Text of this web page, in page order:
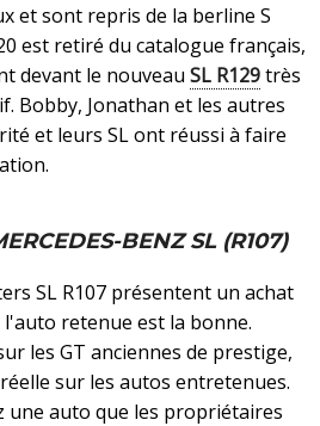
et sont repris de la berline S
est retiré du catalogue français,
devant le nouveau SL R129très
Bobby, Jonathan et les autres
et leurs SL ont réussi à faire
BENZ SL (R107)
SL R107 présentent un achat
retenue est la bonne.
les GT anciennes de prestige,
sur les autos entretenues.
une auto que les propriétaires